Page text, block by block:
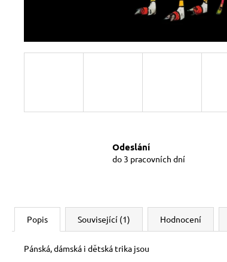
Odeslání
do 3 pracovních dní
Popis Související (1) Hodnocení
Pánská, dámská i dětská trika jsou